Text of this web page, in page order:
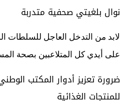
نوال بلغيتي صحفية متدربة
لابد من التدخل العاجل للسلطات
على أيدي كل المتلاعبين بصحة
ضرورة تعزيز أدوار المكتب
للمنتجات الغذائية